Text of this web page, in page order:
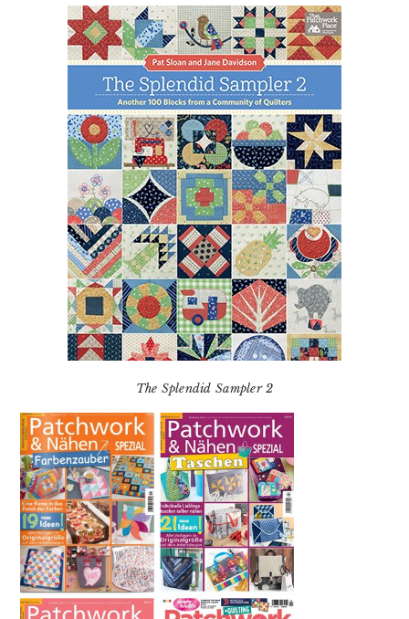
The Splendid Sampler 2